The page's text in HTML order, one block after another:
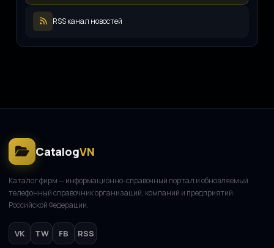
Р
Русский инженерный клуб
RSS канал новостей
CatalogVN
Каталог фирм — информационно-справочный портал и обновляемый
телефонный справочник организаций, компаний и предприятий
Российской Федерации.
VK TW FB RSS